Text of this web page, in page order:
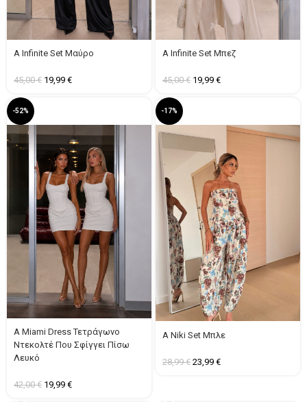
A Infinite Set Μαύρο
45,00€ 19,99 €
A Infinite Set Μπεζ
45,00€ 19,99 €
-52%
A Miami Dress Τετράγωνο
Ντεκολτέ Που Σφίγγει Πίσω
Λευκό
42,00€ 19,99 €
-17%
A Niki Set Μπλε
28,99€ 23,99 €